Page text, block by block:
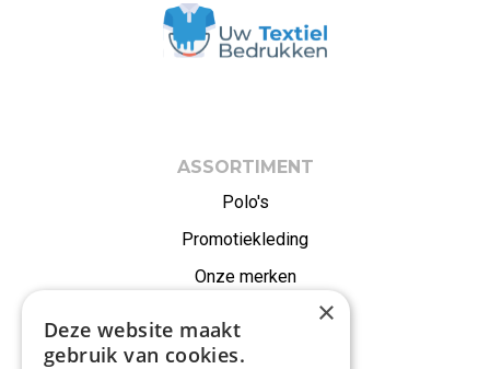
ASSORTIMENT
Polo's
Promotiekleding
Onze merken
×
Deze website maakt
gebruik van cookies.